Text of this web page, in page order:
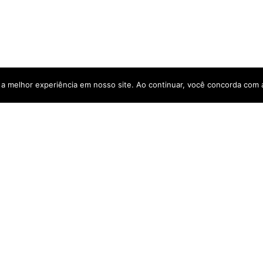
melhor experiência em nosso site. Ao continuar, você concorda com